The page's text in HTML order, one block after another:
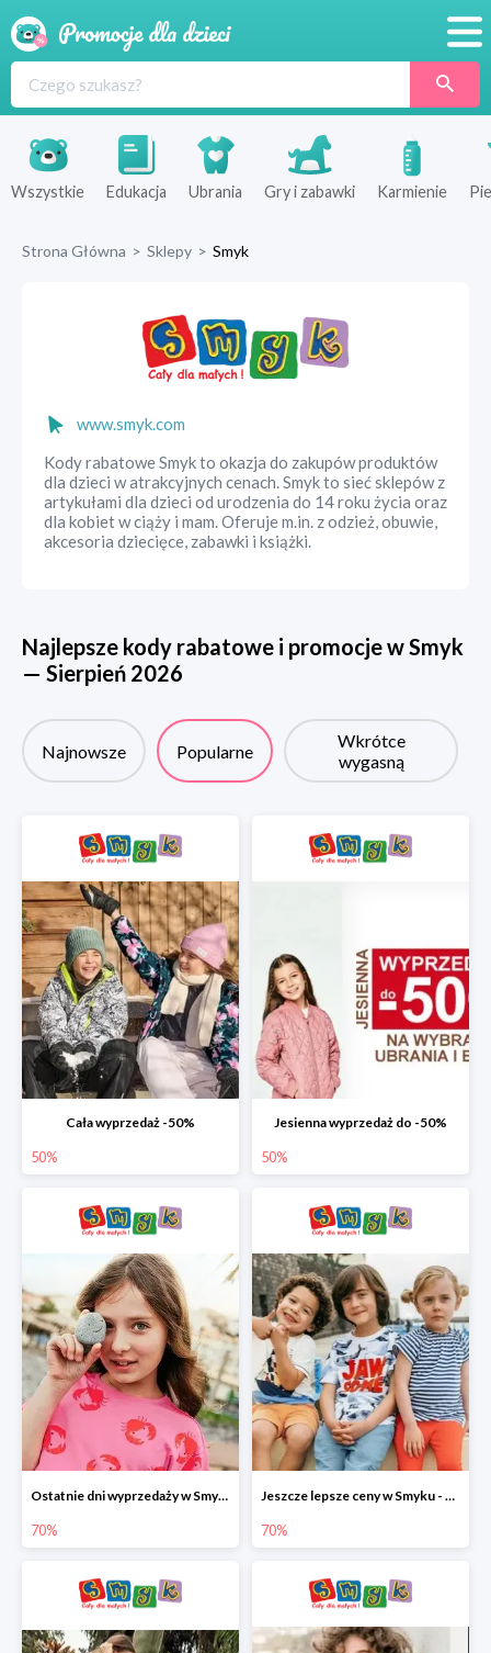
Produkty
Sklepy
Wszystkie Edukacja Ubrania Gry i zabawki Karmienie
Strona Główna > Sklepy > Smyk
www.smyk.com
Kody rabatowe Smyk to okazja do zakupów produktów
dla dzieci w atrakcyjnych cenach. Smyk to sieć sklepów z
artykułami dla dzieci od urodzenia do 14 roku życia oraz
dla kobiet w ciąży i mam. Oferuje m.in. z odzież, obuwie,
akcesoria dziecięce, zabawki i książki.
Najlepsze kody rabatowe i promocje wSmyk
— Sierpień 2026
Najnowsze Popularne
Wkrótce
wygasną
Cała wyprzedaż -50%
50%
Jesienna wyprzedaż do -50%
50%
Ostatnie dni wyprzedaży w Smyku - ubrania i buty do -70%
70%
Jeszcze lepsze ceny w Smyku - ubrania i buty do -70%
70%